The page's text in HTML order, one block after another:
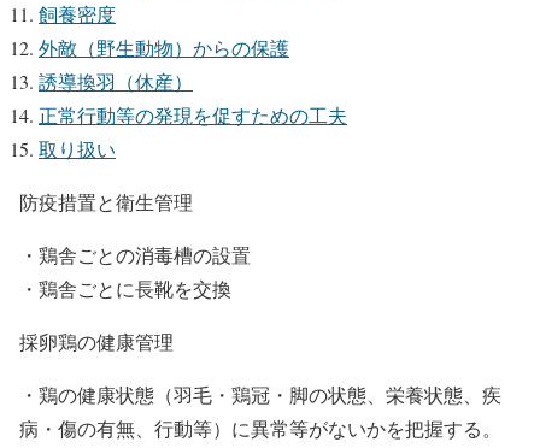
飼養密度
外敵（野生動物）からの保護
誘導換羽（休産）
正常行動等の発現を促すための工夫
取り扱い
防疫措置と衛生管理
・鶏舎ごとの消毒槽の設置
・鶏舎ごとに長靴を交換
採卵鶏の健康管理
・鶏の健康状態（羽毛・鶏冠・脚の状態、栄養状態、疾
病・傷の有無、行動等）に異常等がないかを把握する。